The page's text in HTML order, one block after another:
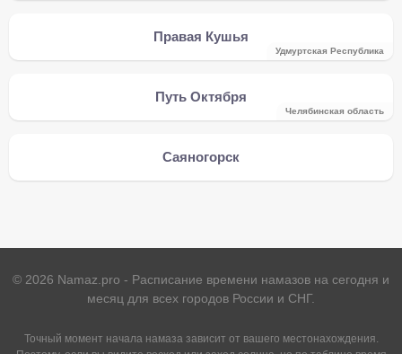
Правая Кушья
Удмуртская Республика
Путь Октября
Челябинская область
Саяногорск
© 2026 Namaz.pro - Расписание времени намазов на сегодня и
месяц для всех городов России и СНГ.
Точный момент начала намаза зависит от вашего местонахождения.